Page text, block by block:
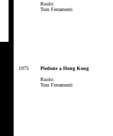
Ruolo:
Tom Ferramenti
1975
Piedone a Hong Kong
Ruolo:
Tom Ferramenti